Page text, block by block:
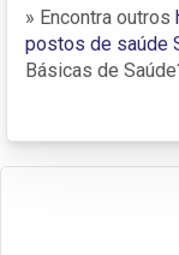
» Encontra outros
postos de saúde
Básicas de